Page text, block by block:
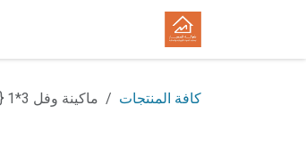
تخطي للذهاب إلى المحتوى
كافة المنتجات ماكينة وفل 3*1 RAF{610}